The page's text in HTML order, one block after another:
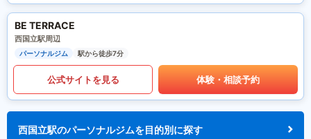
BE TERRACE
西国立駅周辺
パーソナルジム 駅から徒歩7分
公式サイトを見る 体験・相談予約
西国立駅のパーソナルジムを目的別に探す